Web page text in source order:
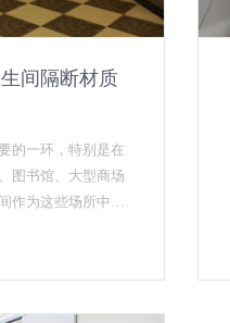
间隔断材质
的一环，特别是在
图书馆、大型商场
作为这些场所中不